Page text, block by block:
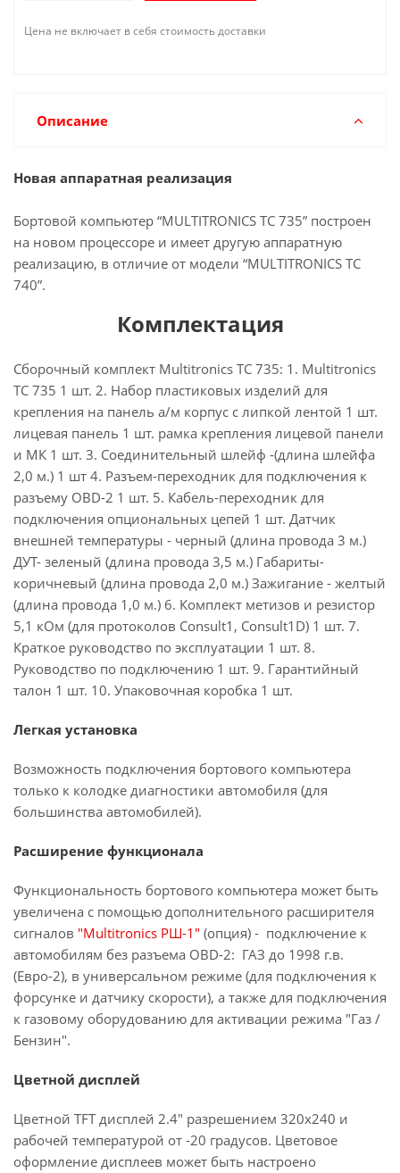
Цена не включает в себя стоимость доставки
Описание
Новая аппаратная реализация
Бортовой компьютер “MULTITRONICS TC 735” построен
на новом процессоре и имеет другую аппаратную
реализацию, в отличие от модели “MULTITRONICS TC
740”.
Комплектация
Сборочный комплект Multitronics TC 735: 1. Multitronics
TC 735 1 шт. 2. Набор пластиковых изделий для
крепления на панель а/м корпус с липкой лентой 1 шт.
лицевая панель 1 шт. рамка крепления лицевой панели
и МК 1 шт. 3. Соединительный шлейф -(длина шлейфа
2,0 м.) 1 шт 4. Разъем-переходник для подключения к
разъему OBD-2 1 шт. 5. Кабель-переходник для
подключения опциональных цепей 1 шт. Датчик
внешней температуры - черный (длина провода 3 м.)
ДУТ- зеленый (длина провода 3,5 м.) Габариты-
коричневый (длина провода 2,0 м.) Зажигание - желтый
(длина провода 1,0 м.) 6. Комплект метизов и резистор
5,1 кОм (для протоколов Consult1, Consult1D) 1 шт. 7.
Краткое руководство по эксплуатации 1 шт. 8.
Руководство по подключению 1 шт. 9. Гарантийный
талон 1 шт. 10. Упаковочная коробка 1 шт.
Легкая установка
Возможность подключения бортового компьютера
только к колодке диагностики автомобиля (для
большинства автомобилей).
Расширение функционала
Функциональность бортового компьютера может быть
увеличена с помощью дополнительного расширителя
сигналов "Multitronics РШ-1" (опция) - подключение к
автомобилям без разъема OBD-2: ГАЗ до 1998 г.в.
(Евро-2), в универсальном режиме (для подключения к
форсунке и датчику скорости), а также для подключения
к газовому оборудованию для активации режима "Газ /
Бензин".
Цветной дисплей
Цветной TFT дисплей 2.4" разрешением 320х240 и
рабочей температурой от -20 градусов. Цветовое
оформление дисплеев может быть настроено